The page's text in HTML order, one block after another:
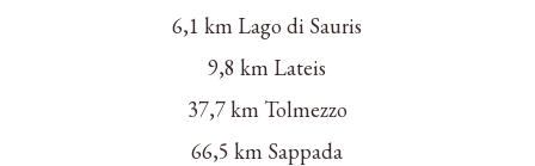
6,1 km Lago di Sauris
9,8 km Lateis
37,7 km Tolmezzo
66,5 km Sappada